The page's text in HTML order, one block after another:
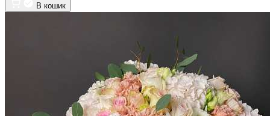
В кошик